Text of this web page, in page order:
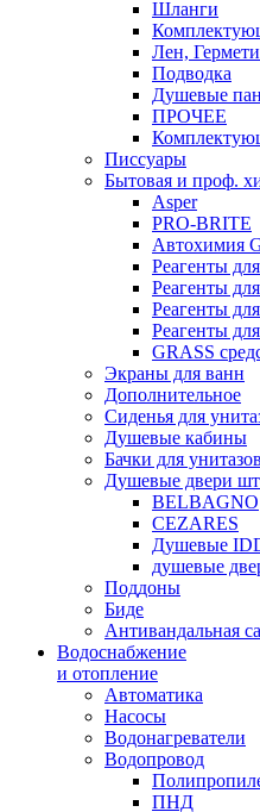
Шланги
Лен,
Подводка
Душевые
ПРОЧЕЕ
Писсуары
Бытовая и проф.
Asper
PRO-BRITE
Автохимия
Реагенты
Реагенты
Реагенты
Реагенты
GRASS
Экраны для ванн
Дополнительное
Сиденья для
Душевые кабины
Бачки для унитазов
Душевые двери
BELBAGNO
CEZARES
Душевые
душевые
Поддоны
Биде
Антивандальная
Водоснабжение
и отопление
Автоматика
Насосы
Водонагреватели
Водопровод
ПНД